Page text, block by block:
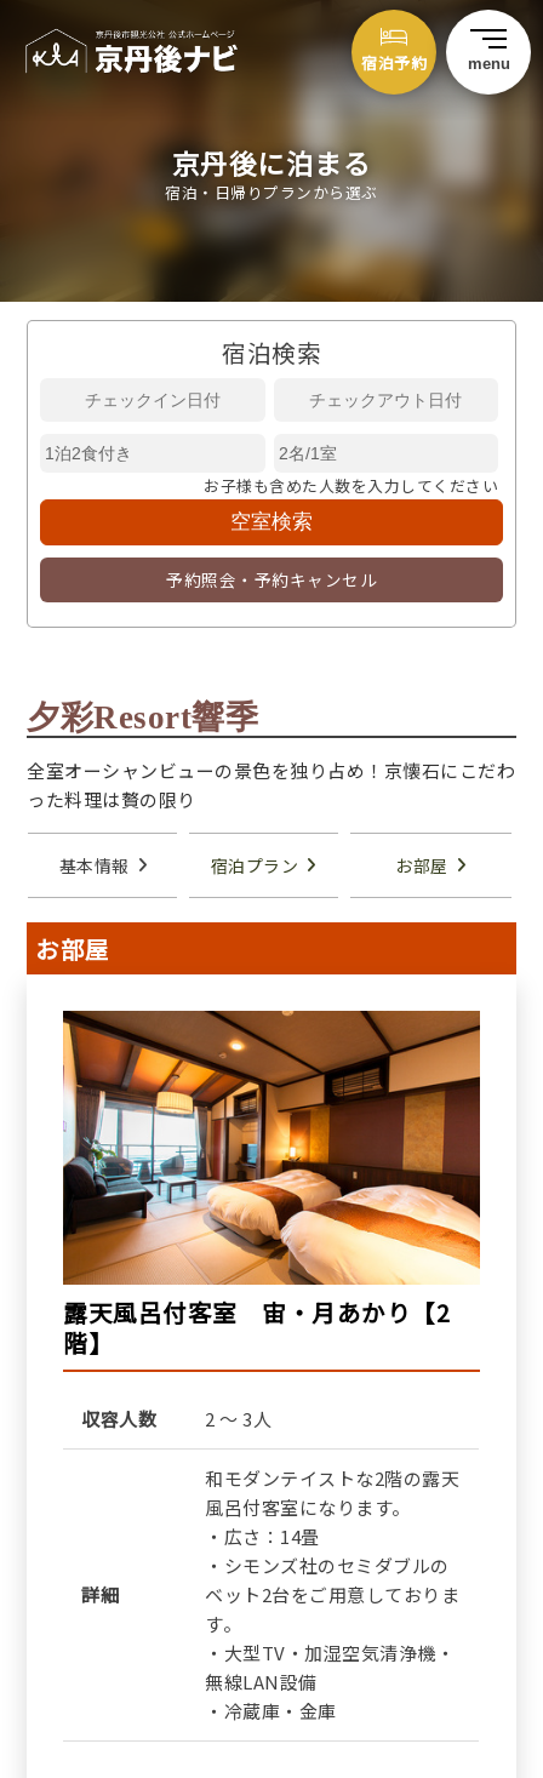
宿泊予約 menu
京丹後に泊まる
宿泊・日帰りプランから選ぶ
宿泊検索
お子様も含めた人数を入力してください
予約照会・予約キャンセル
夕彩Resort響季
全室オーシャンビューの景色を独り占め！京懐石にこだわ
った料理は贅の限り
基本情報 宿泊プラン お部屋
お部屋
露天風呂付客室 宙・月あかり【2
階】
収容人数 2 ～ 3人
詳細
和モダンテイストな2階の露天
風呂付客室になります。
・広さ：14畳
・シモンズ社のセミダブルの
ベット2台をご用意しておりま
す。
・大型TV・加湿空気清浄機・
無線LAN設備
・冷蔵庫・金庫